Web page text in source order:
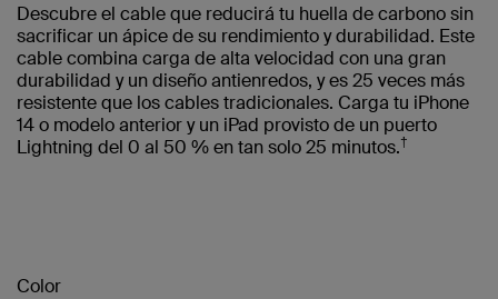
Descubre el cable que reducirá tu huella de carbono sin
sacrificar un ápice de su rendimiento y durabilidad. Este
cable combina carga de alta velocidad con una gran
durabilidad y un diseño antienredos, y es 25 veces más
resistente que los cables tradicionales. Carga tu iPhone
14 o modelo anterior y un iPad provisto de un puerto
Lightning del 0 al 50 % en tan solo 25 minutos.†
Color